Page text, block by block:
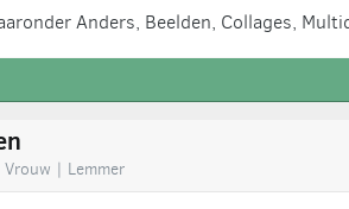
Anders, Beelden, Collages,
| Lemmer